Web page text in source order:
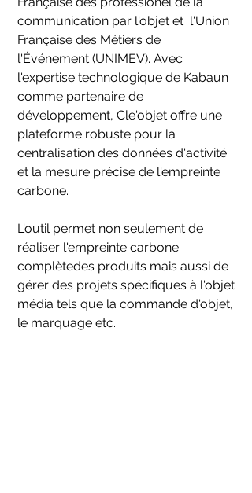
communication par l'objet et l'Union
Française des Métiers de
l'Événement (UNIMEV). Avec
l'expertise technologique de Kabaun
comme partenaire de
développement, Cle'objet offre une
plateforme robuste pour la
centralisation des données d'activité
et la mesure précise de l'empreinte
carbone.
L'outil permet non seulement de
réaliser l'empreinte carbone
complètedes produits mais aussi de
gérer des projets spécifiques à l'objet
média tels que la commande d'objet,
le marquage etc.